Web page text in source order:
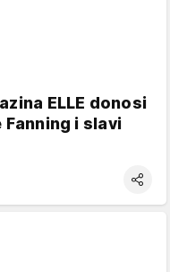
ELLE donosi
i slavi